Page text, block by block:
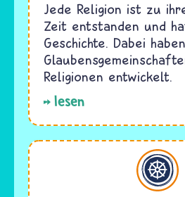
Jede Religion ist zu
Zeit entstanden und
Geschichte. Dabei
Religionen entwickelt.
lesen
Buddhismus